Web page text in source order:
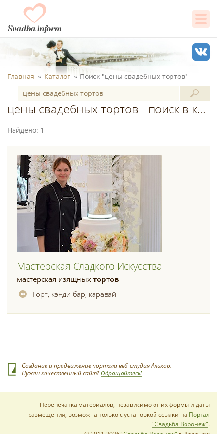
Главная Каталог Поиск "цены свадебных тортов"
цены свадебных тортов - поиск в каталоге
Найдено: 1
Мастерская Сладкого Искусства
мастерская изящных тортов
Торт, кэнди бар, каравай
Создание и продвижение портала веб-студия Алькор.
Нужен качественный сайт?Обращайтесь!
Перепечатка материалов, независимо от их формы и даты
размещения, возможна только с установкой ссылки на Портал
"Свадьба Воронеж".